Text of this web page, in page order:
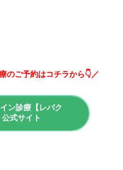
のご予約はコチラから👇／
ン診療【レバク
公式サイト